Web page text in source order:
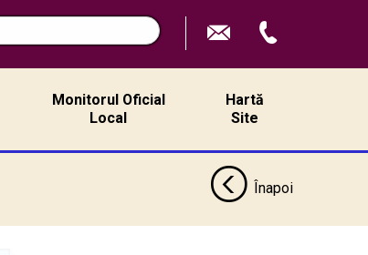
Monitorul Oficial
Local
Hartă
Site
Înapoi